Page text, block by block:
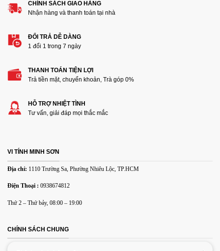
Thêm ảnh đánh giá
Các định dạng ảnh được chấp nhận: jpg,png.
Email*
cho lần bình luận kế tiếp của tôi.
CHÍNH SÁCH GIAO HÀNG
Nhận hàng và thanh toán tại nhà
ĐỔI TRẢ DỄ DÀNG
1 đổi 1 trong 7 ngày
THANH TOÁN TIỆN LỢI
Trả tiền mặt, chuyển khoản, Trà góp 0%
HỖ TRỢ NHIỆT TÌNH
Tư vấn, giải đáp mọi thắc mắc
VI TÍNH MINH SƠN
Địa chỉ: 1110 Trường Sa, Phường Nhiêu Lộc, TP.HCM
Điện Thoại : 0938674812
Thứ 2 – Thứ bảy, 08:00 – 19:00
CHÍNH SÁCH CHUNG